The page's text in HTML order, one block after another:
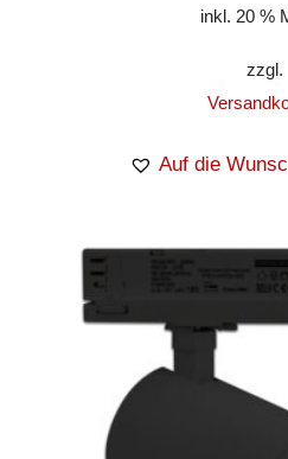
inkl. 20 %
zzgl.
Auf die